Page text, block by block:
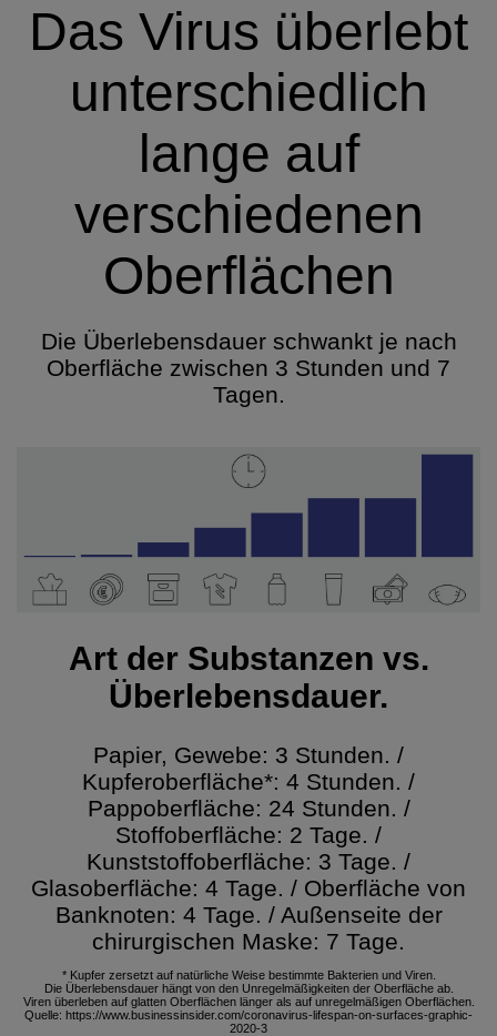
Das Virus überlebt
unterschiedlich
lange auf
verschiedenen
Oberflächen
Die Überlebensdauer schwankt je nach
Oberfläche zwischen 3 Stunden und 7
Tagen.
Art der Substanzen vs.
Überlebensdauer.
Papier, Gewebe: 3 Stunden. /
Kupferoberfläche*: 4 Stunden. /
Pappoberfläche: 24 Stunden. /
Stoffoberfläche: 2 Tage. /
Kunststoffoberfläche: 3 Tage. /
Glasoberfläche: 4 Tage. / Oberfläche von
Banknoten: 4 Tage. / Außenseite der
chirurgischen Maske: 7 Tage.
* Kupfer zersetzt auf natürliche Weise bestimmte Bakterien und Viren.
Die Überlebensdauer hängt von den Unregelmäßigkeiten der Oberfläche ab.
Viren überleben auf glatten Oberflächen länger als auf unregelmäßigen Oberflächen.
Quelle: https://www.businessinsider.com/coronavirus-lifespan-on-surfaces-graphic-
2020-3